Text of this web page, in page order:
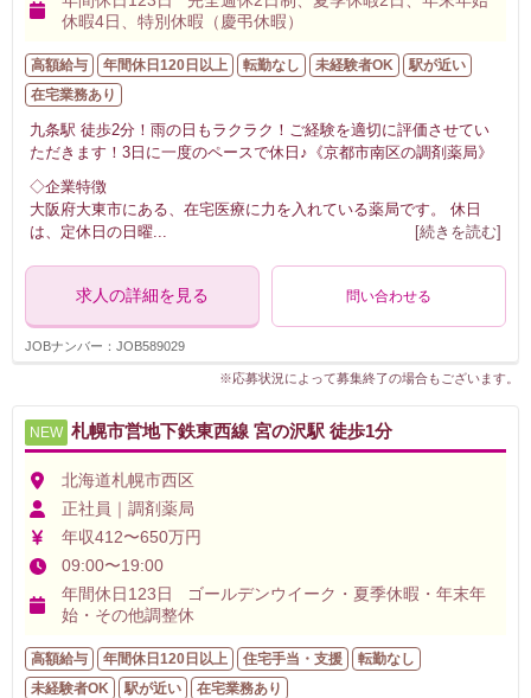
休暇4日、特別休暇（慶弔休暇）
高額給与 年間休日120日以上 転勤なし 未経験者OK
駅が近い
在宅業務あり
九条駅 徒歩2分！雨の日もラクラク！ご経験を適切に評価させてい
ただきます！3日に一度のペースで休日♪《京都市南区の調剤薬局》
◇企業特徴
大阪府大東市にある、在宅医療に力を入れている薬局です。 休日
は、定休日の日曜
[続きを読む]
求人の詳細を見る 問い合わせる
JOBナンバー：JOB589029
※応募状況によって募集終了の場合もございます。
NEW 札幌市営地下鉄東西線 宮の沢駅 徒歩1分
北海道札幌市西区
正社員｜調剤薬局
年収412〜650万円
09:00〜19:00
年間休日123日 ゴールデンウイーク・夏季休暇・年末年
始・その他調整休
高額給与 年間休日120日以上 住宅手当・支援
転勤なし
未経験者OK
駅が近い 在宅業務あり